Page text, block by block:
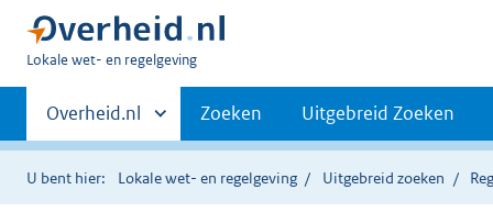
U
hier:
Lokale wet- en regelgeving
Primaire
navigatie
Andere
sites
binnen
Overheid.nl Zoeken Uitgebreid Zoeken
U bent hier: Lokale wet- en regelgeving Uitgebreid zoeken